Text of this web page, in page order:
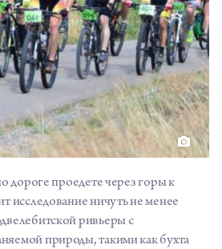
дороге проедете через горы к
исследование ничуть не менее
ривьеры с
природы, такими как бухта